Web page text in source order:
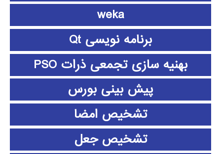
weka
برنامه نویسی Qt
بهنیه سازی تجمعی ذرات PSO
پیش بینی بورس
تشخیص امضا
تشخیص جعل